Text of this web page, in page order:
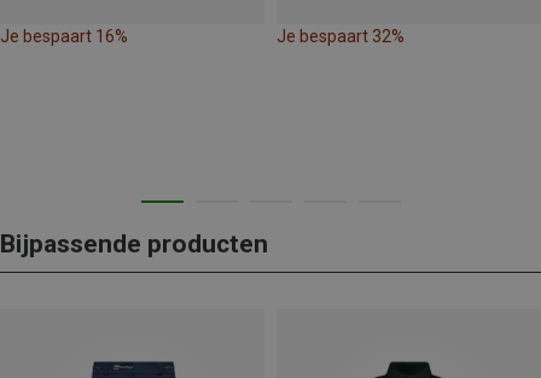
Je bespaart 16% Je bespaart 32%
Bijpassende producten